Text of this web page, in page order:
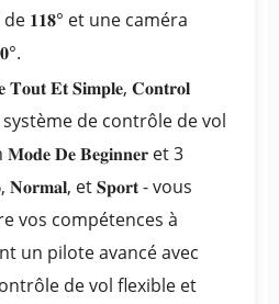
𝟏𝟏𝟖° et une caméra
𝐓𝐨𝐮𝐭 𝐄𝐭 𝐒𝐢𝐦𝐩𝐥𝐞, 𝐂𝐨𝐧𝐭𝐫𝐨𝐥
système de contrôle de vol
𝐃𝐞 𝐁𝐞𝐠𝐢𝐧𝐧𝐞𝐫 et 3
et 𝐒𝐩𝐨𝐫𝐭 - vous
vos compétences à
un pilote avancé avec
de vol flexible et